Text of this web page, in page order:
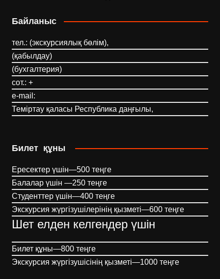
Байланыс
тел.: (экскурсиялық бөлім),
(қабылдау)
(бухгалтерия)
сот.: +
e-mail:
Теміртау қаласы Республика даңғылы,
Билет құны
Ересектер үшін—500 теңге
Балалар үшін —250 теңге
Студенттер үшін—400 теңге
Экскурсия жүргізушілерінің қызметі—600 теңге
Шет елден келгендер үшін
Билет құны—800 теңге
Экскурсия жүргізушісінің қызметі—1000 теңге